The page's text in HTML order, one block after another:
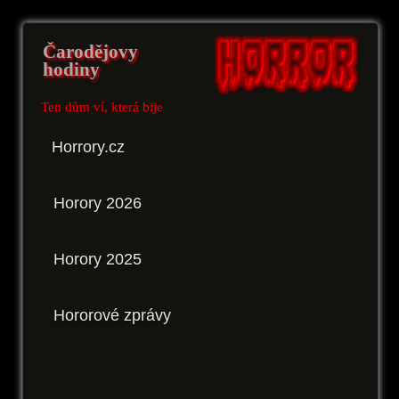
Čarodějovy
hodiny
Ten dům ví, která bije
Horrory.cz
Horory 2026
Horory 2025
Hororové zprávy